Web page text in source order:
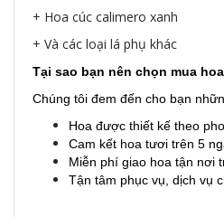
+ Hoa cúc calimero xanh
+ Và các loại lá phụ khác
Tại sao bạn nên chọn mua
Chúng tôi đem đến cho bạn
Hoa được thiết kế theo
Cam kết hoa tươi trên 5
Miễn phí giao hoa tận nơi
Tận tâm phục vụ, dịch vụ